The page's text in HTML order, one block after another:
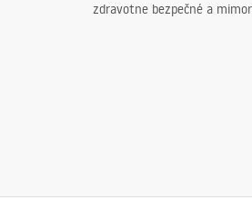
zdravotne bezpečné a